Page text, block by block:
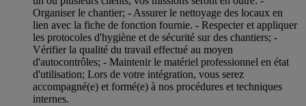
Organiser le chantier; - Assurer le nettoyage des locaux en
lien avec la fiche de fonction fournie. - Respecter et appliquer
les protocoles d'hygiène et de sécurité sur des chantiers; -
Vérifier la qualité du travail effectué au moyen
d'autocontrôles; - Maintenir le matériel professionnel en état
d'utilisation; Lors de votre intégration, vous serez
accompagné(e) et formé(e) à nos procédures et techniques
internes.